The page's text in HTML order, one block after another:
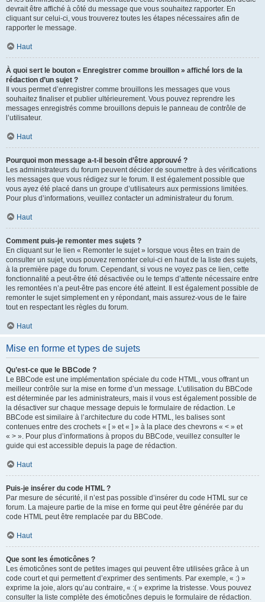
devrait être affiché à côté du message que vous souhaitez rapporter. En
cliquant sur celui-ci, vous trouverez toutes les étapes nécessaires afin de
rapporter le message.
Haut
À quoi sert le bouton « Enregistrer comme brouillon » affiché lors de la
rédaction d’un sujet ?
Il vous permet d’enregistrer comme brouillons les messages que vous
souhaitez finaliser et publier ultérieurement. Vous pouvez reprendre les
messages enregistrés comme brouillons depuis le panneau de contrôle de
l’utilisateur.
Haut
Pourquoi mon message a-t-il besoin d’être approuvé ?
Les administrateurs du forum peuvent décider de soumettre à des vérifications
les messages que vous rédigez sur le forum. Il est également possible que
vous ayez été placé dans un groupe d’utilisateurs aux permissions limitées.
Pour plus d’informations, veuillez contacter un administrateur du forum.
Haut
Comment puis-je remonter mes sujets ?
En cliquant sur le lien « Remonter le sujet » lorsque vous êtes en train de
consulter un sujet, vous pouvez remonter celui-ci en haut de la liste des sujets,
à la première page du forum. Cependant, si vous ne voyez pas ce lien, cette
fonctionnalité a peut-être été désactivée ou le temps d’attente nécessaire entre
les remontées n’a peut-être pas encore été atteint. Il est également possible de
remonter le sujet simplement en y répondant, mais assurez-vous de le faire
tout en respectant les règles du forum.
Haut
Mise en forme et types de sujets
Qu’est-ce que le BBCode ?
Le BBCode est une implémentation spéciale du code HTML, vous offrant un
meilleur contrôle sur la mise en forme d’un message. L’utilisation du BBCode
est déterminée par les administrateurs, mais il vous est également possible de
la désactiver sur chaque message depuis le formulaire de rédaction. Le
BBCode est similaire à l’architecture du code HTML, les balises sont
contenues entre des crochets « [ » et « ] » à la place des chevrons « < » et
« > ». Pour plus d’informations à propos du BBCode, veuillez consulter le
guide qui est accessible depuis la page de rédaction.
Haut
Puis-je insérer du code HTML ?
Par mesure de sécurité, il n’est pas possible d’insérer du code HTML sur ce
forum. La majeure partie de la mise en forme qui peut être générée par du
code HTML peut être remplacée par du BBCode.
Haut
Que sont les émoticônes ?
Les émoticônes sont de petites images qui peuvent être utilisées grâce à un
code court et qui permettent d’exprimer des sentiments. Par exemple, « :) »
exprime la joie, alors qu’au contraire, « :( » exprime la tristesse. Vous pouvez
consulter la liste complète des émoticônes depuis le formulaire de rédaction.